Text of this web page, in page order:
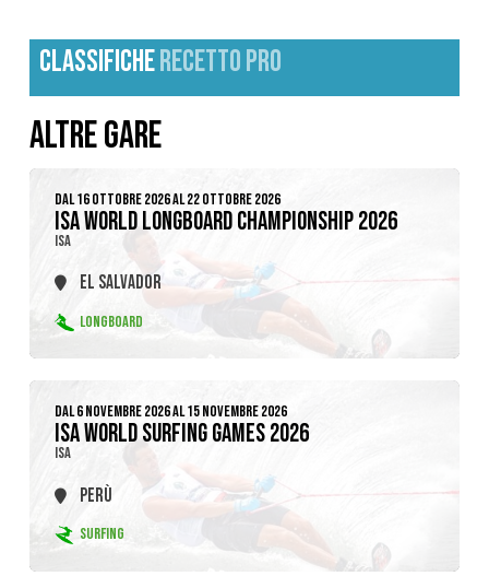
CLASSIFICHERECETTO PRO
ALTRE GARE
DAL 16 OTTOBRE 2026 AL 22 OTTOBRE 2026
ISA WORLD LONGBOARD CHAMPIONSHIP 2026
ISA
EL SALVADOR
LONGBOARD
DAL 6 NOVEMBRE 2026 AL 15 NOVEMBRE 2026
ISA WORLD SURFING GAMES 2026
ISA
PERÙ
SURFING